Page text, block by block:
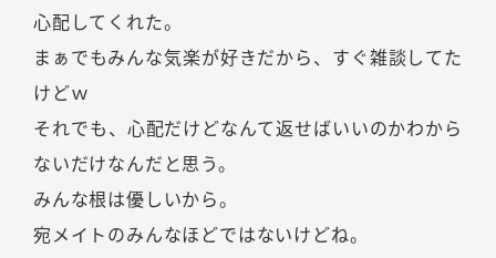
心配してくれた。
まぁでもみんな気楽が好きだから、すぐ雑談してた
けどｗ
それでも、心配だけどなんて返せばいいのかわから
ないだけなんだと思う。
みんな根は優しいから。
宛メイトのみんなほどではないけどね。